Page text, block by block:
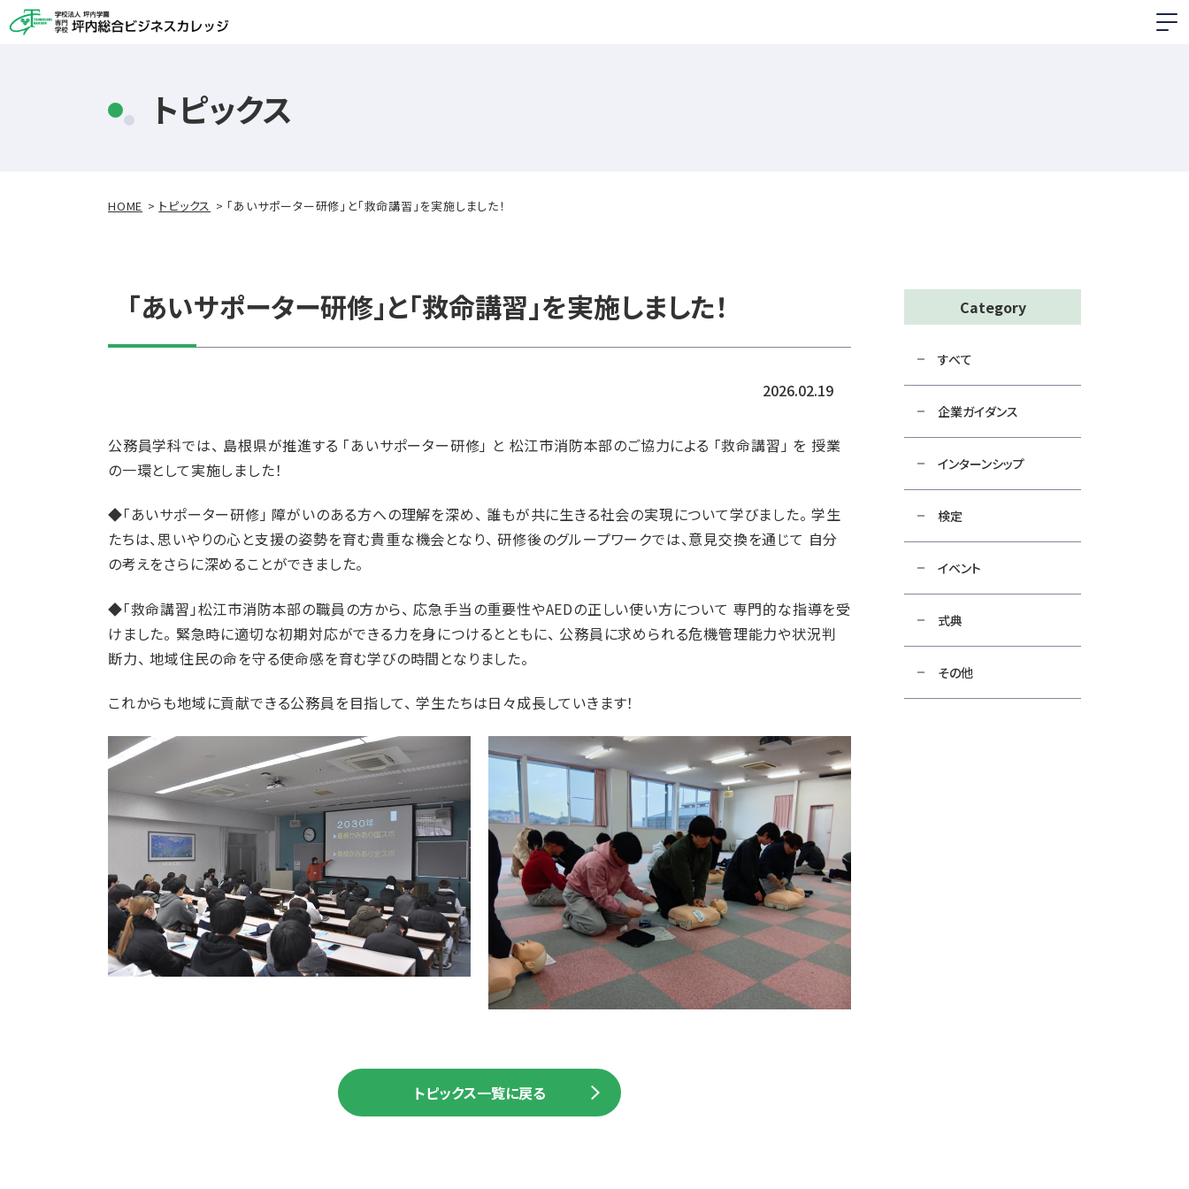
トピックス
HOME トピックス 「あいサポーター研修」と「救命講習」を実施しました！
「あいサポーター研修」と「救命講習」を実施しました！
2026.02.19
公務員学科では、 島根県が推進する 「あいサポーター研修」 と 松江市消防本部のご協力による 「救命講習」 を 授業
の一環として実施しました！
◆「あいサポーター研修」 障がいのある方への理解を深め、 誰もが共に生きる社会の実現について学びました。 学生
たちは、思いやりの心と支援の姿勢を育む貴重な機会となり、 研修後のグループワークでは、意見交換を通じて 自分
の考えをさらに深めることができました。
◆「救命講習」松江市消防本部の職員の方から、 応急手当の重要性やAEDの正しい使い方について 専門的な指導を受
けました。 緊急時に適切な初期対応ができる力を身につけるとともに、 公務員に求められる危機管理能力や状況判
断力、 地域住民の命を守る使命感を育む学びの時間となりました。
これからも地域に貢献できる公務員を目指して、 学生たちは日々成長していきます！
トピックス一覧に戻る
Category
すべて
企業ガイダンス
インターンシップ
検定
イベント
式典
その他